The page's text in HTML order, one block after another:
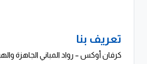
تعريف بنا
كرفان أوكس – رواد المباني الجاهزة